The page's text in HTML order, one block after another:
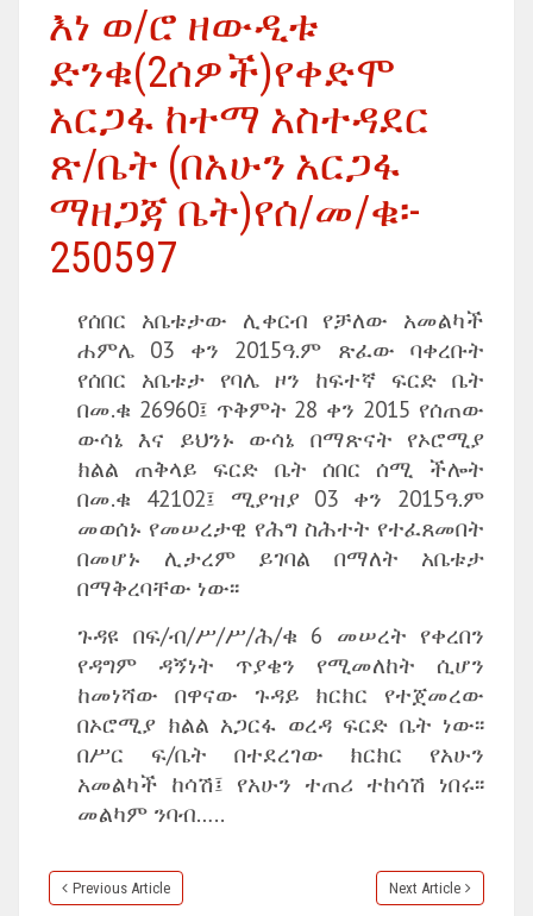
እነ ወ/ሮ ዘውዲቱ
ድንቁ(2ሰዎች)የቀድሞ
አርጋፋ ከተማ አስተዳደር
ጽ/ቤት (በአሁን አርጋፋ
ማዘጋጃ ቤት)የሰ/መ/ቁ፡-
250597
የሰበር አቤቱታው ሊቀርብ የቻለው አመልካች
ሐምሌ 03 ቀን 2015ዓ.ም ጽፈው ባቀረቡት
የሰበር አቤቱታ የባሌ ዞን ከፍተኛ ፍርድ ቤት
በመ.ቁ 26960፤ ጥቅምት 28 ቀን 2015 የሰጠው
ውሳኔ እና ይህንኑ ውሳኔ በማጽናት የኦሮሚያ
ክልል ጠቅላይ ፍርድ ቤት ሰበር ሰሚ ችሎት
በመ.ቁ 42102፤ ሚያዝያ 03 ቀን 2015ዓ.ም
መወሰኑ የመሠረታዊ የሕግ ስሕተት የተፈጸመበት
በመሆኑ ሊታረም ይገባል በማለት አቤቱታ
በማቅረባቸው ነው፡፡
ጉዳዩ በፍ/ብ/ሥ/ሥ/ሕ/ቁ 6 መሠረት የቀረበን
የዳግም ዳኝነት ጥያቄን የሚመለከት ሲሆን
ከመነሻው በዋናው ጉዳይ ክርክር የተጀመረው
በኦሮሚያ ክልል አጋርፋ ወረዳ ፍርድ ቤት ነው፡፡
በሥር ፍ/ቤት በተደረገው ክርክር የአሁን
አመልካች ከሳሽ፤ የአሁን ተጠሪ ተከሳሽ ነበሩ፡፡
መልካም ንባብ…..
Previous Article Next Article